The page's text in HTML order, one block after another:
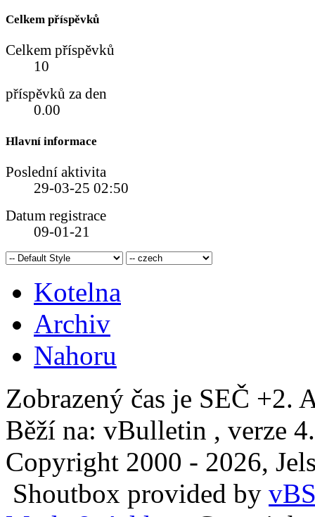
Celkem příspěvků
Celkem příspěvků
10
příspěvků za den
0.00
Hlavní informace
Poslední aktivita
29-03-25 02:50
Datum registrace
09-01-21
Kotelna
Archiv
Nahoru
Zobrazený čas je SEČ +2.
Běží na: vBulletin , verze
Copyright 2000 - 2026,
Shoutbox provided by